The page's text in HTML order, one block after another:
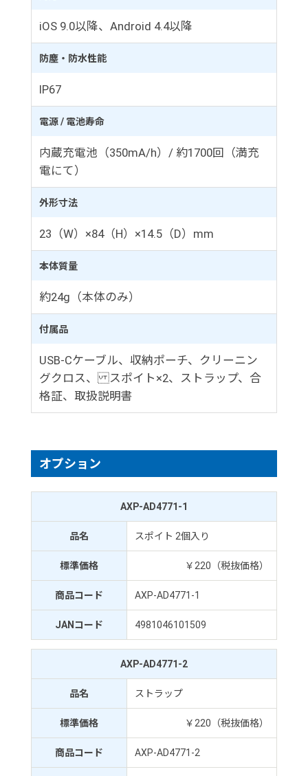
iOS 9.0以降、Android 4.4以降
防塵・防水性能
IP67
電源 / 電池寿命
内蔵充電池（350mA/h）/ 約1700回（満充
電にて）
外形寸法
23（W）×84（H）×14.5（D）mm
本体質量
約24g（本体のみ）
付属品
USB-Cケーブル、収納ポーチ、クリーニン
グクロス、 スポイト×2、ストラップ、合
格証、取扱説明書
オプション
AXP-AD4771-1
品名 スポイト 2個入り
標準価格 ￥220（税抜価格）
商品コード AXP-AD4771-1
JANコード 4981046101509
AXP-AD4771-2
品名 ストラップ
標準価格 ￥220（税抜価格）
商品コード AXP-AD4771-2